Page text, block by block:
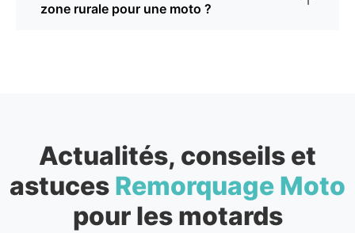
zone rurale pour une moto ?
Actualités, conseils et
astuces Remorquage Moto
pour les motards